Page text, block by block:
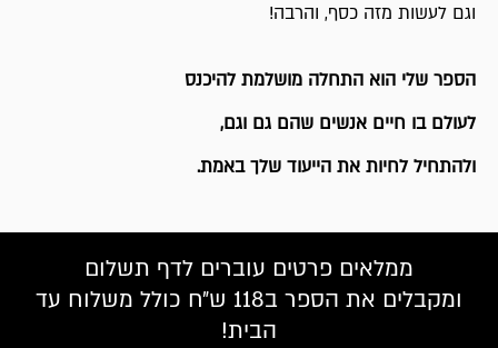
וגם לעשות מזה כסף, והרבה!
הספר שלי הוא התחלה מושלמת להיכנס
לעולם בו חיים אנשים שהם גם וגם,
ולהתחיל לחיות את הייעוד שלך באמת.
ממלאים פרטים עוברים לדף תשלום
ומקבלים את הספר ב118 ש״ח כולל משלוח עד
הבית!